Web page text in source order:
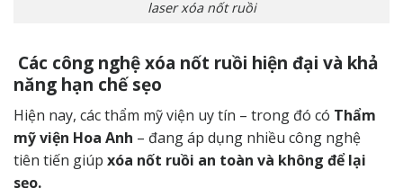
laser xóa nốt ruồi
Các công nghệ xóa nốt ruồi hiện đại và khả
năng hạn chế sẹo
Hiện nay, các thẩm mỹ viện uy tín – trong đó có Thẩm
mỹ viện Hoa Anh – đang áp dụng nhiều công nghệ
tiên tiến giúp xóa nốt ruồi an toàn và không để lại
sẹo.